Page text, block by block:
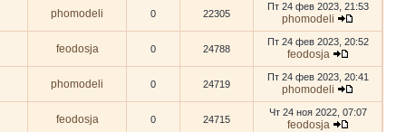
phomodeli 0 22305
Пт 24 фев 2023, 21:53
phomodeli
feodosja 0 24788
Пт 24 фев 2023, 20:52
feodosja
phomodeli 0 24719
Пт 24 фев 2023, 20:41
phomodeli
feodosja 0 24715
Чт 24 ноя 2022, 07:07
feodosja